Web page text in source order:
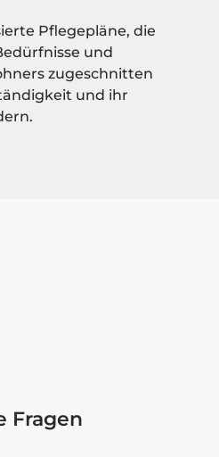
Pflegepläne, die
und
zugeschnitten
und ihr
Fragen